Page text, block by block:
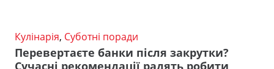
Кулінарія, Суботні поради
Перевертаєте банки після закрутки?